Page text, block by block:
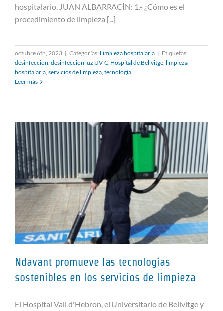
hospitalario. JUAN ALBARRACÍN: 1.- ¿Cómo es el
procedimiento de limpieza [...]
octubre 6th, 2023 | Categorías: Limpieza hospitalaria | Etiquetas:
desinfección, desinfección luz UV-C, Hospital de Bellvitge, limpieza
hospitalaria, servicios de limpieza, tecnología
Leer más
Ndavant promueve las
Ndavant promueve las tecnologías
sostenibles en los servicios de limpieza
El Hospital Vall d'Hebron, el Universitario de Bellvitge y